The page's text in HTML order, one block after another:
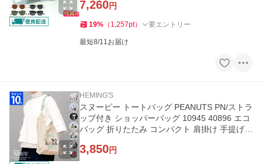
7,260円
19% （ 1,257pt） 要エントリー
最短8/11お届け
HEMING'S
スヌーピー トートバッグ PEANUTS PN/ストラ
ップ付き ショッパーバッグ 10945 40896 エコ
バッグ 折りたたみ コンパクト 肩掛け 手提げ
3,850円